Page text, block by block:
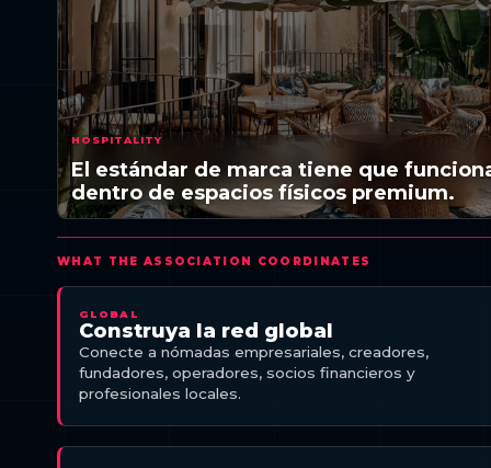
HOSPITALITY
El estándar de marca tiene que
dentro de espacios físicos premium.
GLOBAL
Construya la red global
Conecte a nómadas empresariales, creadores,
fundadores, operadores, socios financieros y
profesionales locales.